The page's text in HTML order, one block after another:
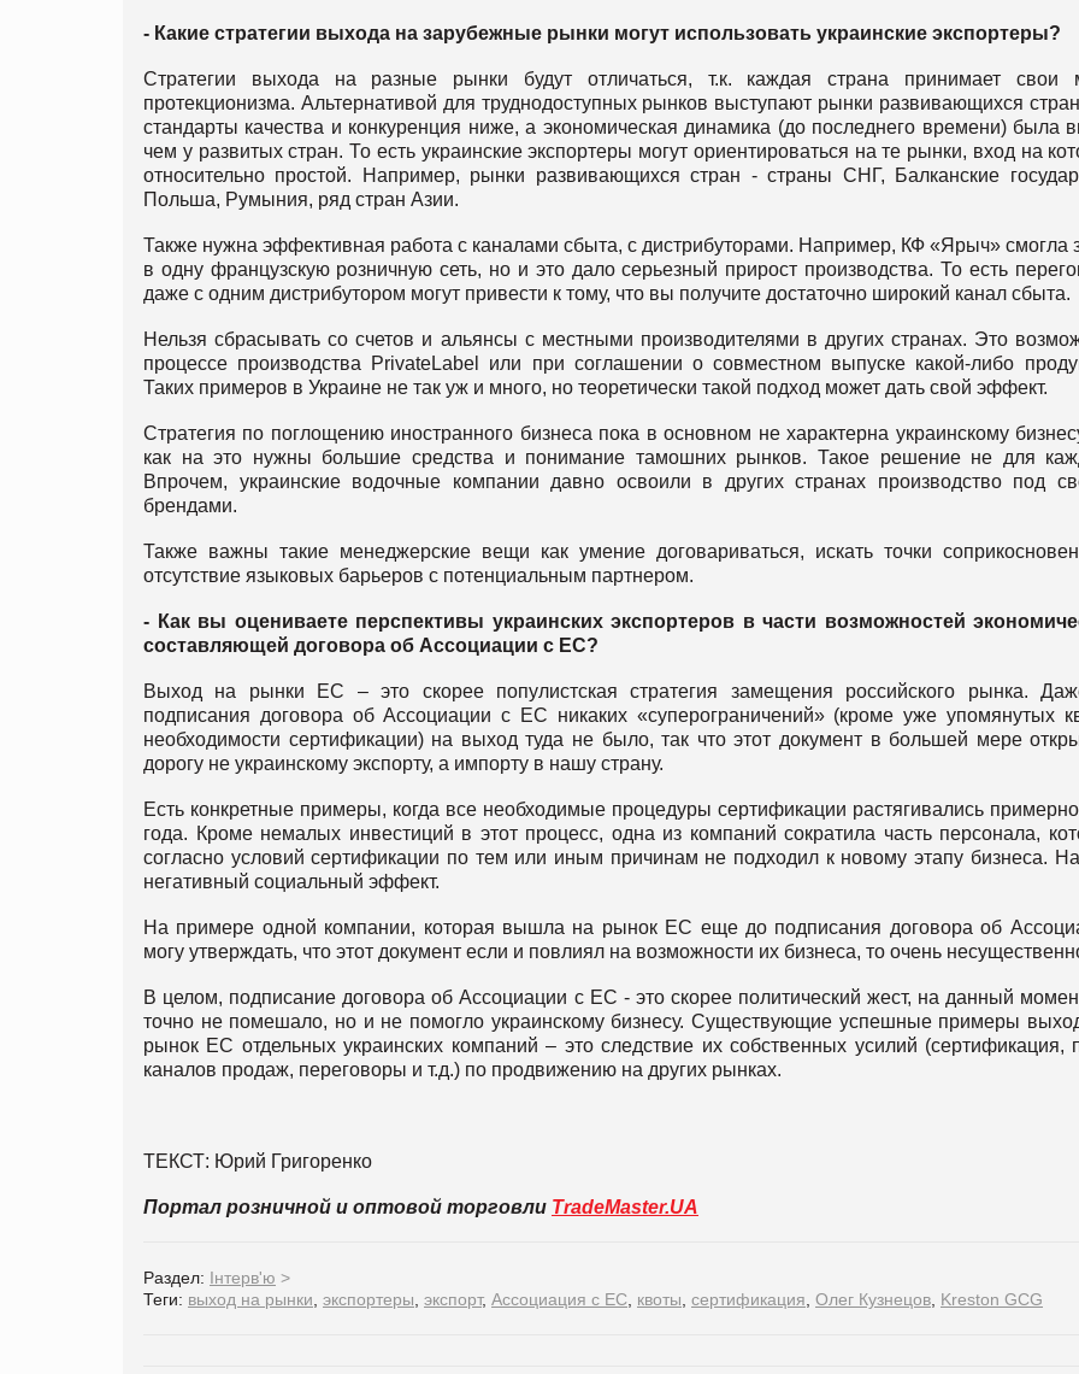
- Какие стратегии выхода на зарубежные рынки могут использовать украинские экспортеры?
Стратегии выхода на разные рынки будут отличаться, т.к. каждая страна принимает свои
протекционизма. Альтернативой для труднодоступных рынков выступают рынки развивающихся
стандарты качества и конкуренция ниже, а экономическая динамика (до последнего времени) была
чем у развитых стран. То есть украинские экспортеры могут ориентироваться на те рынки, вход на
относительно простой. Например, рынки развивающихся стран - страны СНГ, Балканские
Польша, Румыния, ряд стран Азии.
Также нужна эффективная работа с каналами сбыта, с дистрибуторами. Например, КФ «Ярыч» смогла
в одну французскую розничную сеть, но и это дало серьезный прирост производства. То есть
даже с одним дистрибутором могут привести к тому, что вы получите достаточно широкий канал сбыта.
Нельзя сбрасывать со счетов и альянсы с местными производителями в других странах. Это
процессе производства PrivateLabel или при соглашении о совместном выпуске какой-либо
Таких примеров в Украине не так уж и много, но теоретически такой подход может дать свой эффект.
Стратегия по поглощению иностранного бизнеса пока в основном не характерна украинскому
как на это нужны большие средства и понимание тамошних рынков. Такое решение не для
Впрочем, украинские водочные компании давно освоили в других странах производство под
брендами.
Также важны такие менеджерские вещи как умение договариваться, искать точки
отсутствие языковых барьеров с потенциальным партнером.
- Как вы оцениваете перспективы украинских экспортеров в части возможностей
составляющей договора об Ассоциации с ЕС?
Выход на рынки ЕС – это скорее популистская стратегия замещения российского рынка.
подписания договора об Ассоциации с ЕС никаких «суперограничений» (кроме уже упомянутых
необходимости сертификации) на выход туда не было, так что этот документ в большей мере
дорогу не украинскому экспорту, а импорту в нашу страну.
Есть конкретные примеры, когда все необходимые процедуры сертификации растягивались
года. Кроме немалых инвестиций в этот процесс, одна из компаний сократила часть персонала,
согласно условий сертификации по тем или иным причинам не подходил к новому этапу бизнеса.
негативный социальный эффект.
На примере одной компании, которая вышла на рынок ЕС еще до подписания договора об
могу утверждать, что этот документ если и повлиял на возможности их бизнеса, то очень
В целом, подписание договора об Ассоциации с ЕС - это скорее политический жест, на данный
точно не помешало, но и не помогло украинскому бизнесу. Существующие успешные примеры
рынок ЕС отдельных украинских компаний – это следствие их собственных усилий (сертификация,
каналов продаж, переговоры и т.д.) по продвижению на других рынках.
ТЕКСТ: Юрий Григоренко
Портал розничной и оптовой торговли TradeMaster.UA
Раздел: Інтерв'ю >
Теги: выход на рынки экспортеры экспорт, Ассоциация с ЕС квоты сертификация Олег Кузнецов Kreston GCG